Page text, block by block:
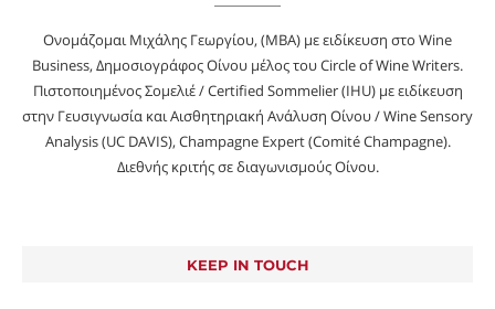
Ονομάζομαι Μιχάλης Γεωργίου, (MBA) με ειδίκευση στο Wine
Business, Δημοσιογράφος Οίνου μέλος του Circle of Wine Writers.
Πιστοποιημένος Σομελιέ / Certified Sommelier (IHU) με ειδίκευση
στην Γευσιγνωσία και Αισθητηριακή Ανάλυση Οίνου / Wine Sensory
Analysis (UC DAVIS), Champagne Expert (Comité Champagne).
Διεθνής κριτής σε διαγωνισμούς Οίνου.
KEEP IN TOUCH